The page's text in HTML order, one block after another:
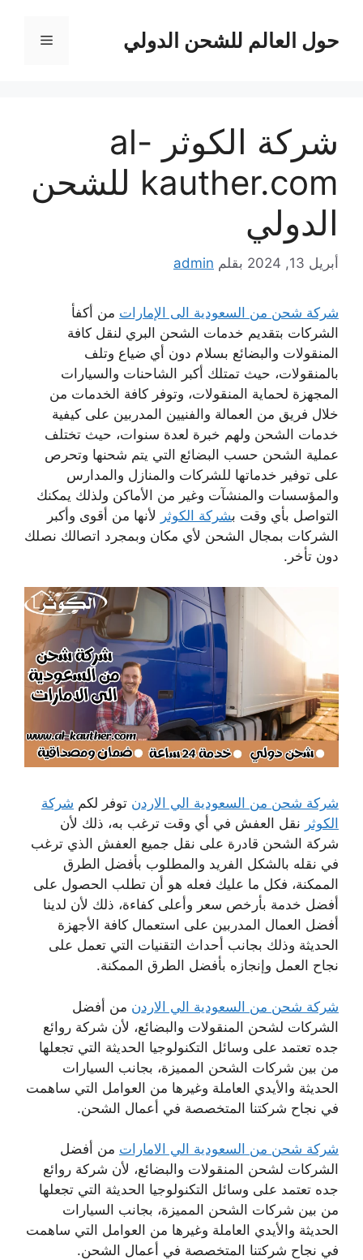
المحتوىحول العالم للشحن الدولي القائمة
شركة الكوثر al-
kauther.com للشحن
الدولي
أبريل 13, 2024 بقلم admin
شركة شحن من السعودية الى الإمارات من أكفأ
الشركات بتقديم خدمات الشحن البري لنقل كافة
المنقولات والبضائع بسلام دون أي ضياع وتلف
بالمنقولات، حيث تمتلك أكبر الشاحنات والسيارات
المجهزة لحماية المنقولات، وتوفر كافة الخدمات من
خلال فريق من العمالة والفنيين المدربين على كيفية
خدمات الشحن ولهم خبرة لعدة سنوات، حيث تختلف
عملية الشحن حسب البضائع التي يتم شحنها وتحرص
على توفير خدماتها للشركات والمنازل والمدارس
والمؤسسات والمنشآت وغير من الأماكن ولذلك يمكنك
التواصل بأي وقت بشركة الكوثر لأنها من أقوى وأكبر
الشركات بمجال الشحن لأي مكان وبمجرد اتصالك نصلك
دون تأخر.
شركة شحن من السعودية الي الاردن توفر لكم شركة
الكوثر نقل العفش في أي وقت ترغب به، ذلك لأن
شركة الشحن قادرة على نقل جميع العفش الذي ترغب
في نقله بالشكل الفريد والمطلوب بأفضل الطرق
الممكنة، فكل ما عليك فعله هو أن تطلب الحصول على
أفضل خدمة بأرخص سعر وأعلى كفاءة، ذلك لأن لدينا
أفضل العمال المدربين على استعمال كافة الأجهزة
الحديثة وذلك بجانب أحداث التقنيات التي تعمل على
نجاح العمل وإنجازه بأفضل الطرق الممكنة.
شركة شحن من السعودية الي الاردن من أفضل
الشركات لشحن المنقولات والبضائع، لأن شركة روائع
جده تعتمد على وسائل التكنولوجيا الحديثة التي تجعلها
من بين شركات الشحن المميزة، بجانب السيارات
الحديثة والأيدي العاملة وغيرها من العوامل التي ساهمت
في نجاح شركتنا المتخصصة في أعمال الشحن.
شركة شحن من السعودية الي الامارات من أفضل
الشركات لشحن المنقولات والبضائع، لأن شركة روائع
جده تعتمد على وسائل التكنولوجيا الحديثة التي تجعلها
من بين شركات الشحن المميزة، بجانب السيارات
الحديثة والأيدي العاملة وغيرها من العوامل التي ساهمت
في نجاح شركتنا المتخصصة في أعمال الشحن.